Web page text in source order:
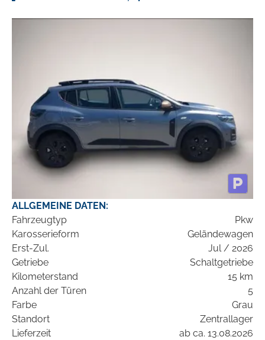
ALLGEMEINE DATEN:
Fahrzeugtyp
Pkw
Karosserieform
Geländewagen
Erst-Zul.
Jul / 2026
Getriebe
Schaltgetriebe
Kilometerstand
15 km
Anzahl der Türen
5
Farbe
Grau
Standort
Zentrallager
Lieferzeit
ab ca. 13.08.2026